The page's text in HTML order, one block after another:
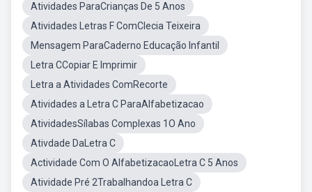
Atividades ParaCrianças De 5 Anos
Atividades Letras F ComClecia Teixeira
Mensagem ParaCaderno Educação Infantil
Letra CCopiar E Imprimir
Letra a Atividades ComRecorte
Atividades a Letra C ParaAlfabetizacao
AtividadesSílabas Complexas 1O Ano
Ativdade DaLetra C
Actividade Com O AlfabetizacaoLetra C 5 Anos
Atividade Pré 2Trabalhandoa Letra C